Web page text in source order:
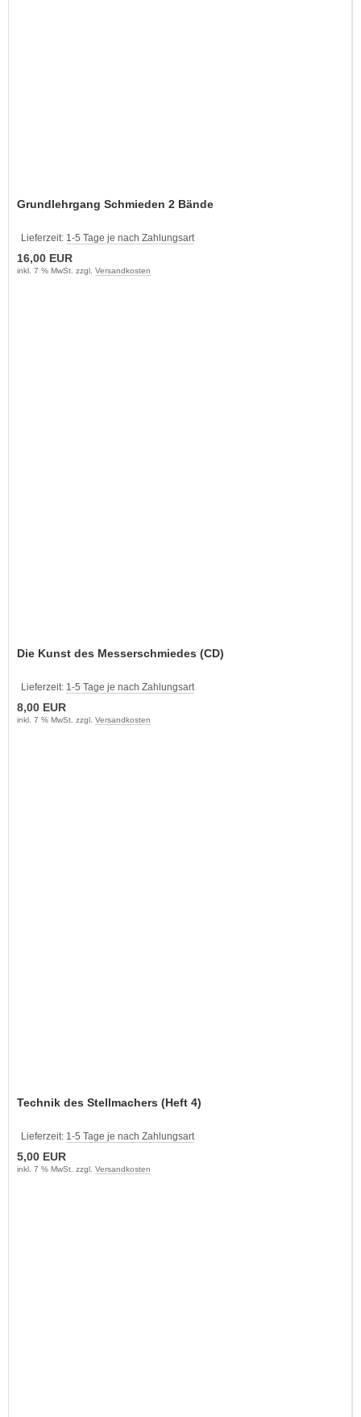
Grundlehrgang Schmieden 2 Bände
Lieferzeit: 1-5 Tage je nach Zahlungsart
16,00 EUR
inkl. 7 % MwSt. zzgl. Versandkosten
Die Kunst des Messerschmiedes (CD)
Lieferzeit: 1-5 Tage je nach Zahlungsart
8,00 EUR
inkl. 7 % MwSt. zzgl. Versandkosten
Technik des Stellmachers (Heft 4)
Lieferzeit: 1-5 Tage je nach Zahlungsart
5,00 EUR
inkl. 7 % MwSt. zzgl. Versandkosten